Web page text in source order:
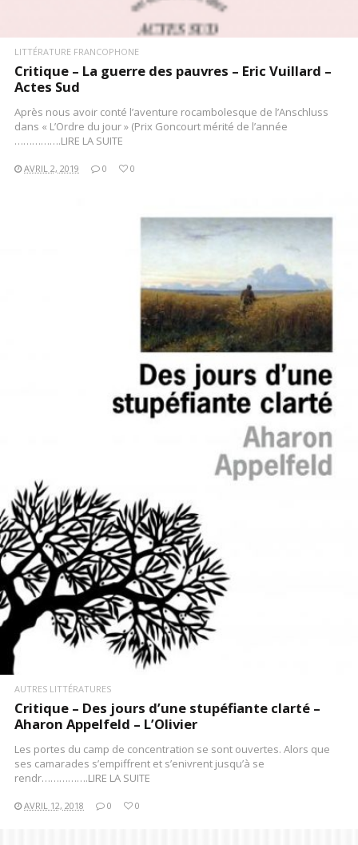
LITTÉRATURE FRANCOPHONE
Critique – La guerre des pauvres – Eric Vuillard –
Actes Sud
Après nous avoir conté l’aventure rocambolesque de l’Anschluss
dans « L’Ordre du jour » (Prix Goncourt mérité de l’année
…………….LIRE LA SUITE
AVRIL 2, 2019 0 0
LIRE LA SUITE
AUTRES LITTÉRATURES
Critique – Des jours d’une stupéfiante clarté –
Aharon Appelfeld – L’Olivier
Les portes du camp de concentration se sont ouvertes. Alors que
ses camarades s’empiffrent et s’enivrent jusqu’à se
rendr…………….LIRE LA SUITE
AVRIL 12, 2018 0 0